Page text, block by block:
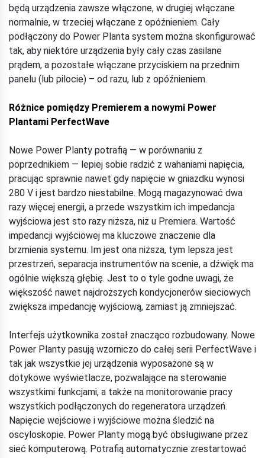
będą urządzenia zawsze włączone, w drugiej włączane
normalnie, w trzeciej włączane z opóźnieniem. Cały
podłączony do Power Planta system można skonfigurować
tak, aby niektóre urządzenia były cały czas zasilane
prądem, a pozostałe włączane przyciskiem na przednim
panelu (lub pilocie) – od razu, lub z opóźnieniem.
Różnice pomiędzy Premierem a nowymi Power
Plantami PerfectWave
Nowe Power Planty potrafią — w porównaniu z
poprzednikiem — lepiej sobie radzić z wahaniami napięcia,
pracując sprawnie nawet gdy napięcie w gniazdku wynosi
280 V i jest bardzo niestabilne. Mogą magazynować dwa
razy więcej energii, a przede wszystkim ich impedancja
wyjściowa jest sto razy niższa, niż u Premiera. Wartość
impedancji wyjściowej ma kluczowe znaczenie dla
brzmienia systemu. Im jest ona niższa, tym lepsza jest
przestrzeń, separacja instrumentów na scenie, a dźwięk ma
ogólnie większą głębię. Jest to o tyle godne uwagi, że
większość nawet najdroższych kondycjonerów sieciowych
zwiększa impedancję wyjściową, zamiast ją zmniejszać.
Interfejs użytkownika został znacząco rozbudowany. Nowe
Power Planty pasują wzorniczo do całej serii PerfectWave i
tak jak wszystkie jej urządzenia wyposażone są w
dotykowe wyświetlacze, pozwalające na sterowanie
wszystkimi funkcjami, a także na monitorowanie pracy
wszystkich podłączonych do regeneratora urządzeń.
Napięcie wejściowe i wyjściowe można śledzić na
oscyloskopie. Power Planty mogą być obsługiwane przez
sieć komputerową. Potrafią automatycznie zrestartować